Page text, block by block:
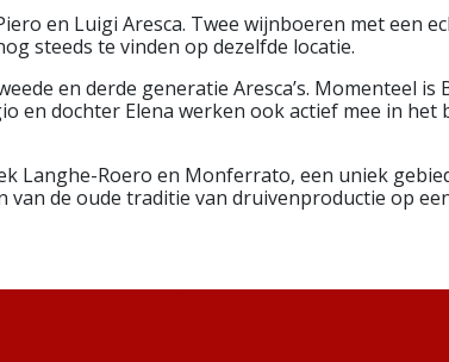
en Luigi Aresca. Twee wijnboeren met een
steeds te vinden op dezelfde locatie.
en derde generatie Aresca’s. Momenteel
en dochter Elena werken ook actief mee in het
Langhe-Roero en Monferrato, een uniek
de oude traditie van druivenproductie op